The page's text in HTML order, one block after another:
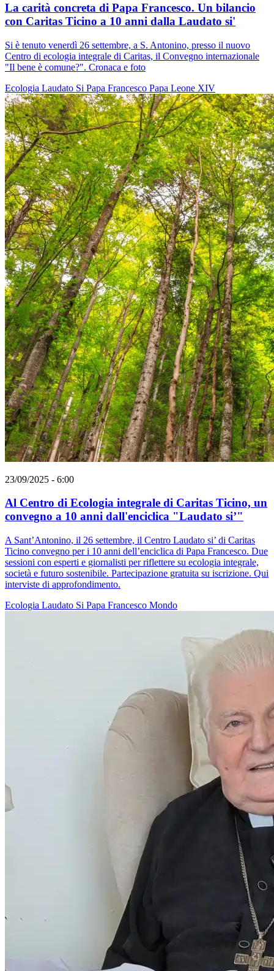
La carità concreta di Papa Francesco. Un bilancio
con Caritas Ticino a 10 anni dalla Laudato si'
Si è tenuto venerdì 26 settembre, a S. Antonino, presso il nuovo
Centro di ecologia integrale di Caritas, il Convegno internazionale
"Il bene è comune?". Cronaca e foto
Ecologia Laudato Si Papa Francesco Papa Leone XIV
23/09/2025 - 6:00
Al Centro di Ecologia integrale di Caritas Ticino, un
convegno a 10 anni dall'enciclica "Laudato si’"
A Sant’Antonino, il 26 settembre, il Centro Laudato si’ di Caritas
Ticino convegno per i 10 anni dell’enciclica di Papa Francesco. Due
sessioni con esperti e giornalisti per riflettere su ecologia integrale,
società e futuro sostenibile. Partecipazione gratuita su iscrizione. Qui
interviste di approfondimento.
Ecologia Laudato Si Papa Francesco Mondo